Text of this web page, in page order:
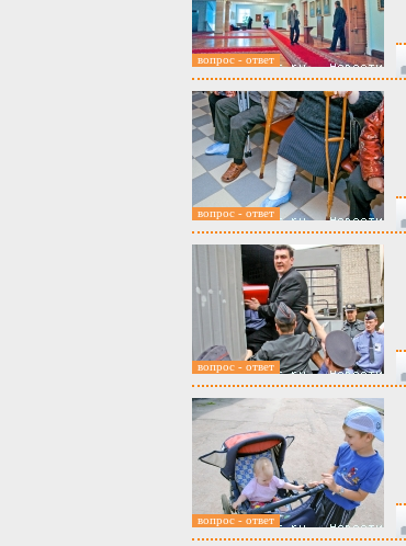
вопрос - ответ
вопрос - ответ
вопрос - ответ
вопрос - ответ